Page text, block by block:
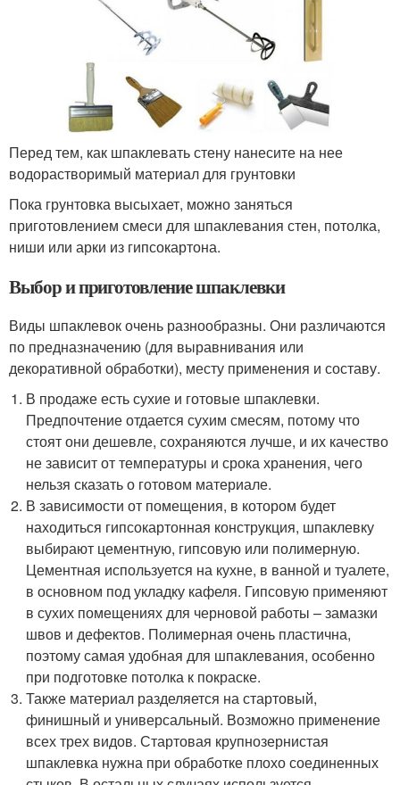
Перед тем, как шпаклевать стену нанесите на нее
водорастворимый материал для грунтовки
Пока грунтовка высыхает, можно заняться
приготовлением смеси для шпаклевания стен, потолка,
ниши или арки из гипсокартона.
Выбор и приготовление шпаклевки
Виды шпаклевок очень разнообразны. Они различаются
по предназначению (для выравнивания или
декоративной обработки), месту применения и составу.
В продаже есть сухие и готовые шпаклевки.
Предпочтение отдается сухим смесям, потому что
стоят они дешевле, сохраняются лучше, и их качество
не зависит от температуры и срока хранения, чего
нельзя сказать о готовом материале.
В зависимости от помещения, в котором будет
находиться гипсокартонная конструкция, шпаклевку
выбирают цементную, гипсовую или полимерную.
Цементная используется на кухне, в ванной и туалете,
в основном под укладку кафеля. Гипсовую применяют
в сухих помещениях для черновой работы – замазки
швов и дефектов. Полимерная очень пластична,
поэтому самая удобная для шпаклевания, особенно
при подготовке потолка к покраске.
Также материал разделяется на стартовый,
финишный и универсальный. Возможно применение
всех трех видов. Стартовая крупнозернистая
шпаклевка нужна при обработке плохо соединенных